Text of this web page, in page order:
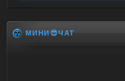
МИНИ😎ЧАТ